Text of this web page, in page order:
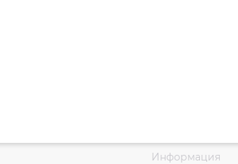
Информация